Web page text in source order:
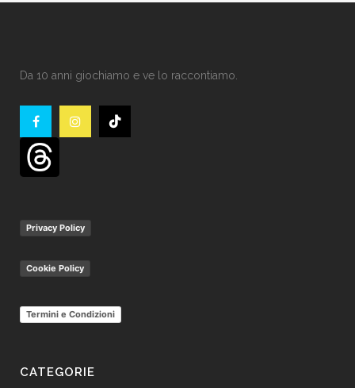
Da 10 anni giochiamo e ve lo raccontiamo.
Privacy Policy
Cookie Policy
Termini e Condizioni
CATEGORIE